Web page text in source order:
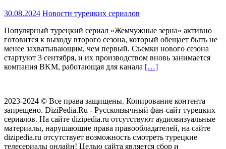
30.08.2024 Новости турецких сериалов
Популярный турецкий сериал «Жемчужные зерна» активно
готовится к выходу второго сезона, который обещает быть не
менее захватывающим, чем первый. Съемки нового сезона
стартуют 3 сентября, и их производством вновь занимается
компания BKM, работающая для канала […]
2023-2024 © Все права защищены. Копирование контента
запрещено. DiziPedia.Ru - Русскоязычный фан-сайт турецких
сериалов. На сайте dizipedia.ru отсутствуют аудиовизуальные
материалы, нарушающие права правообладателей, на сайте
dizipedia.ru отсутствует возможность смотреть турецкие
телесериалы онлайн! Целью сайта является сбор и